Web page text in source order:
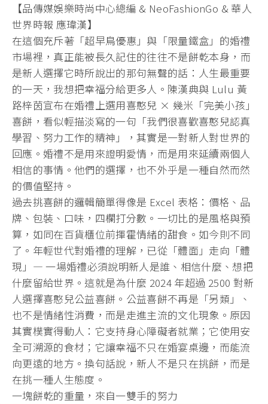
【品傳媒娛樂時尚中心總編 & NeoFashionGo & 華人
世界時報 應瑋漢】
在這個充斥著「超早鳥優惠」與「限量鐵盒」的婚禮
市場裡， 真正能被長久記住的往往不是餅乾本身， 而
是新人選擇它時所說出的那句無聲的話：人生最重要
的一天， 我想把幸福分給更多人。陳漢典與 Lulu 黃
路梓茵宣布在婚禮上選用喜憨兒 × 幾米「完美小孩」
喜餅，看似輕描淡寫的一句「我們很喜歡喜憨兒認真
學習、努力工作的精神」，其實是一對新人對世界的
回應。婚禮不是用來證明愛情， 而是用來延續兩個人
相信的事情。他們的選擇， 也不外乎是一種自然而然
的價值堅持。
過去挑喜餅的邏輯簡單得像是 Excel 表格：價格、品
牌、包裝、口味，四欄打分數。 一切比的是風格與預
算，如同在百貨櫃位前揮霍情緒的甜食。如今則不同
了。年輕世代對婚禮的理解，已從「體面」走向「體
現」 — 一場婚禮必須說明新人是誰、相信什麼、想把
什麼留給世界。 這就是為什麼 2024 年超過 2500 對新
人選擇喜憨兒公益喜餅。公益喜餅不再是「另類」、
也不是情緒性消費，而是走進主流的文化現象。 原因
其實樸實得動人：它支持身心障礙者就業； 它使用安
全可溯源的食材；它讓幸福不只在婚宴桌邊， 而能流
向更遠的地方。換句話說，新人不是只在挑餅， 而是
在挑一種人生態度。
一塊餅乾的重量，來自一雙手的努力